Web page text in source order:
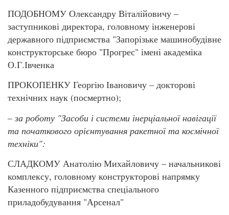
ПОДОБНОМУ Олександру Віталійовичу –
заступникові директора, головному інженерові
державного підприємства "Запорізьке машинобудівне
конструкторське бюро "Прогрес" імені академіка
О.Г.Івченка
ПРОКОПЕНКУ Георгію Івановичу – докторові
технічних наук (посмертно);
– за роботу "Засоби і системи інерціальноїнавігації
та початкового орієнтування ракетної та космічної
техніки":
СЛАДКОМУ Анатолію Михайловичу – начальникові
комплексу, головному конструкторові напрямку
Казенного підприємства спеціального
приладобудування "Арсенал"